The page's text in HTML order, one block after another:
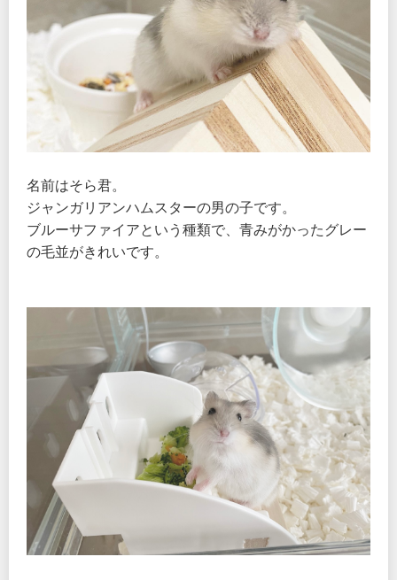
名前はそら君。
ジャンガリアンハムスターの男の子です。
ブルーサファイアという種類で、青みがかったグレー
の毛並がきれいです。